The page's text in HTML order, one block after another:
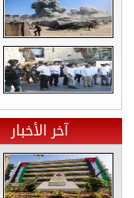
آخر الأخبار